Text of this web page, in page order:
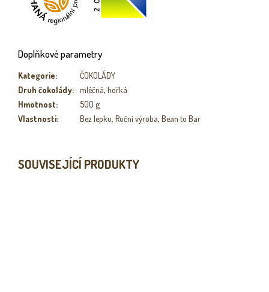
SOUVISEJÍCÍ PRODUKTY
Doplňkové parametry
Kategorie:
ČOKOLÁDY
Druh čokolády: mléčná, hořká
Hmotnost:
500 g
Vlastnosti: Bez lepku, Ruční výroba, Bean to Bar